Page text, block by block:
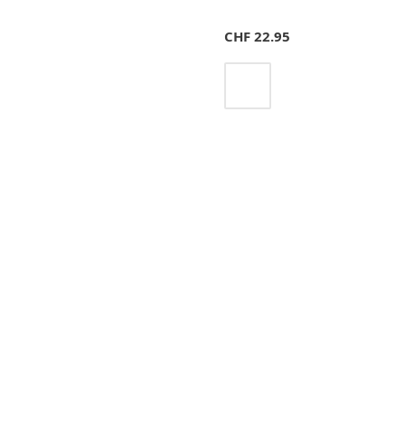
CHF 22.95